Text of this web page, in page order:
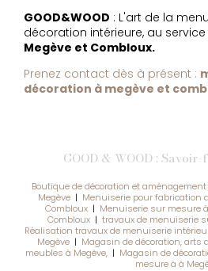
GOOD&WOOD : L'art de la
décoration intérieure, au
Megève et Combloux.
Prenez contact dès à présent :
décoration à megève et
GOOD & WOOD :
Boutique de décoration et
Megève | Menuiserie pour fabrication
Combloux | Menuiserie sur mesure
Combloux| travaux de menuiserie
Réalisation travaux de menuiserie
Megève | Magasin de décoration, arts
meubles à Megève, | Magasin de
mesure à à